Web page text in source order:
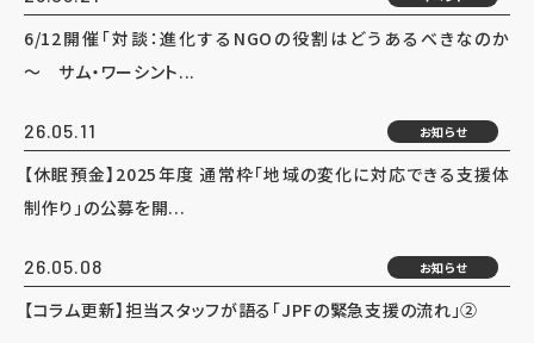
6/12開催「対談：進化するNGOの役割はどうあるべきなのか
～ サム・ワーシント...
26.05.11 お知らせ
【休眠預金】2025年度 通常枠「地域の変化に対応できる支援体
制作り」の公募を開...
26.05.08 お知らせ
【コラム更新】担当スタッフが語る「JPFの緊急支援の流れ」②